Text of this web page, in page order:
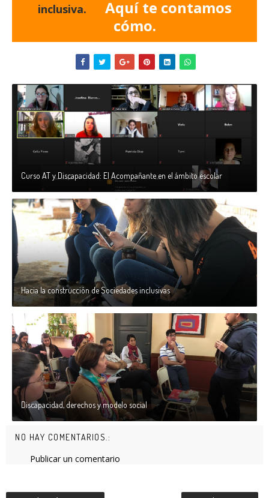
inclusiva.
Aquí te contamos
cómo.
Curso AT y Discapacidad: El Acompañante en el ámbito escolar
Hacia la construcción de Sociedades inclusivas
Discapacidad, derechos y modelo social
NO HAY COMENTARIOS.:
Publicar un comentario